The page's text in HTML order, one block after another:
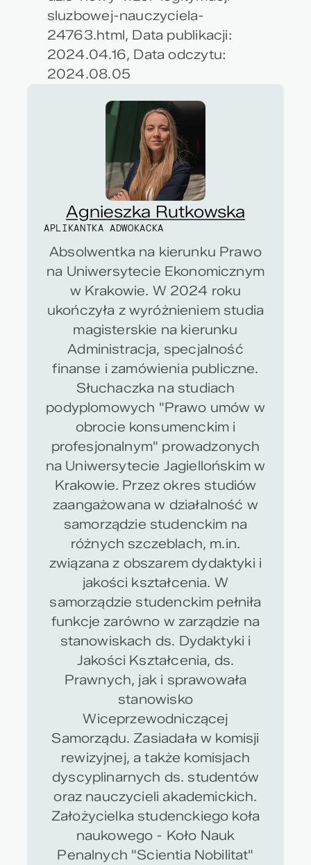
sluzbowej-nauczyciela-
24763.html, Data publikacji:
2024.04.16, Data odczytu:
2024.08.05
Agnieszka Rutkowska
APLIKANTKA ADWOKACKA
Absolwentka na kierunku Prawo
na Uniwersytecie Ekonomicznym
w Krakowie. W 2024 roku
ukończyła z wyróżnieniem studia
magisterskie na kierunku
Administracja, specjalność
finanse i zamówienia publiczne.
Słuchaczka na studiach
podyplomowych "Prawo umów w
obrocie konsumenckim i
profesjonalnym" prowadzonych
na Uniwersytecie Jagiellońskim w
Krakowie. Przez okres studiów
zaangażowana w działalność w
samorządzie studenckim na
różnych szczeblach, m.in.
związana z obszarem dydaktyki i
jakości kształcenia. W
samorządzie studenckim pełniła
funkcje zarówno w zarządzie na
stanowiskach ds. Dydaktyki i
Jakości Kształcenia, ds.
Prawnych, jak i sprawowała
stanowisko
Wiceprzewodniczącej
Samorządu. Zasiadała w komisji
rewizyjnej, a także komisjach
dyscyplinarnych ds. studentów
oraz nauczycieli akademickich.
Założycielka studenckiego koła
naukowego - Koło Nauk
Penalnych "Scientia Nobilitat"